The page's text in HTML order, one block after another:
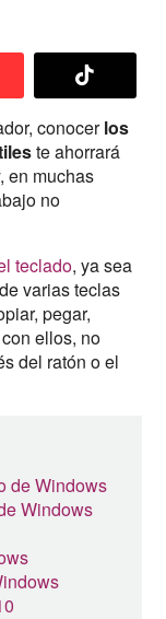
conocerlos
te ahorrará
en muchas
no
teclado, ya sea
varias teclas
pegar,
ellos, no
del ratón o el
de Windows
Windows